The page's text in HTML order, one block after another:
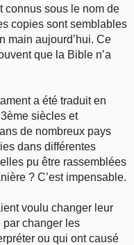
connus sous le nom de
copies sont semblables
main aujourd’hui. Ce
que la Bible n’a
a été traduit en
siècles et
de nombreux pays
dans différentes
pu être rassemblées
? C’est impensable.
voulu changer leur
par changer les
ou qui ont causé